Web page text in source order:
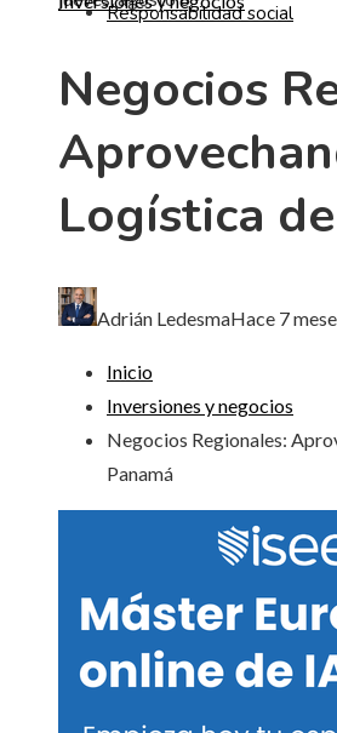
Responsabilidad social
Negocios
Logística
Adrián LedesmaHace 7
Inicio
Inversiones y negocios
Negocios Regionales:
Panamá